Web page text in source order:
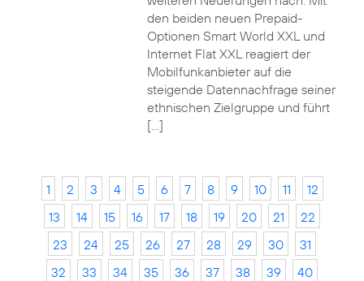
den beiden neuen Prepaid-
Optionen Smart World XXL und
Internet Flat XXL reagiert der
Mobilfunkanbieter auf die
steigende Datennachfrage seiner
ethnischen Zielgruppe und führt
[…]
1 2 3 4 5 6 7 8 9 10 11
12
13
14 15 16 17 18 19 20 21
22
23
24 25 26 27 28 29 30
31
32
33 34 35 36 37 38 39
40